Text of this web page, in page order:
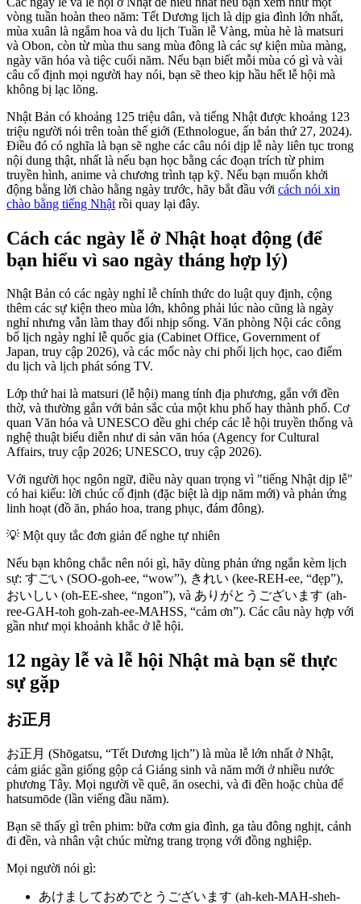
vòng tuần hoàn theo năm: Tết Dương lịch là dịp gia đình lớn nhất,
mùa xuân là ngắm hoa và du lịch Tuần lễ Vàng, mùa hè là matsuri
và Obon, còn từ mùa thu sang mùa đông là các sự kiện mùa màng,
ngày văn hóa và tiệc cuối năm. Nếu bạn biết mỗi mùa có gì và vài
câu cố định mọi người hay nói, bạn sẽ theo kịp hầu hết lễ hội mà
không bị lạc lõng.
Nhật Bản có khoảng 125 triệu dân, và tiếng Nhật được khoảng 123
triệu người nói trên toàn thế giới (Ethnologue, ấn bản thứ 27, 2024).
Điều đó có nghĩa là bạn sẽ nghe các câu nói dịp lễ này liên tục trong
nội dung thật, nhất là nếu bạn học bằng các đoạn trích từ phim
truyền hình, anime và chương trình tạp kỹ. Nếu bạn muốn khởi
động bằng lời chào hằng ngày trước, hãy bắt đầu với cách nói xin
chào bằng tiếng Nhật rồi quay lại đây.
Cách các ngày lễ ở Nhật hoạt động (để
bạn hiểu vì sao ngày tháng hợp lý)
Nhật Bản có các ngày nghỉ lễ chính thức do luật quy định, cộng
thêm các sự kiện theo mùa lớn, không phải lúc nào cũng là ngày
nghỉ nhưng vẫn làm thay đổi nhịp sống. Văn phòng Nội các công
bố lịch ngày nghỉ lễ quốc gia (Cabinet Office, Government of
Japan, truy cập 2026), và các mốc này chi phối lịch học, cao điểm
du lịch và lịch phát sóng TV.
Lớp thứ hai là matsuri (lễ hội) mang tính địa phương, gắn với đền
thờ, và thường gắn với bản sắc của một khu phố hay thành phố. Cơ
quan Văn hóa và UNESCO đều ghi chép các lễ hội truyền thống và
nghệ thuật biểu diễn như di sản văn hóa (Agency for Cultural
Affairs, truy cập 2026; UNESCO, truy cập 2026).
Với người học ngôn ngữ, điều này quan trọng vì "tiếng Nhật dịp lễ"
có hai kiểu: lời chúc cố định (đặc biệt là dịp năm mới) và phản ứng
linh hoạt (đồ ăn, pháo hoa, trang phục, đám đông).
💡 Một quy tắc đơn giản để nghe tự nhiên
Nếu bạn không chắc nên nói gì, hãy dùng phản ứng ngắn kèm lịch
sự: すごい (SOO-goh-ee, “wow”), きれい (kee-REH-ee, “đẹp”),
おいしい (oh-EE-shee, “ngon”), và ありがとうございます (ah-
ree-GAH-toh goh-zah-ee-MAHSS, “cảm ơn”). Các câu này hợp với
gần như mọi khoảnh khắc ở lễ hội.
12 ngày lễ và lễ hội Nhật mà bạn sẽ thực
sự gặp
お正月
お正月 (Shōgatsu, “Tết Dương lịch”) là mùa lễ lớn nhất ở Nhật,
cảm giác gần giống gộp cả Giáng sinh và năm mới ở nhiều nước
phương Tây. Mọi người về quê, ăn osechi, và đi đền hoặc chùa để
hatsumōde (lần viếng đầu năm).
Bạn sẽ thấy gì trên phim: bữa cơm gia đình, ga tàu đông nghịt, cảnh
đi đền, và nhân vật chúc mừng trang trọng với đồng nghiệp.
Mọi người nói gì:
あけましておめでとうございます (ah-keh-MAH-sheh-